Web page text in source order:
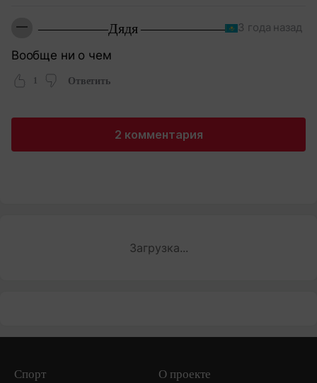
— —————Дядя —————— 3 года назад
Вообще ни о чем
Ответить
2 комментария
Загрузка...
Спорт
О проекте